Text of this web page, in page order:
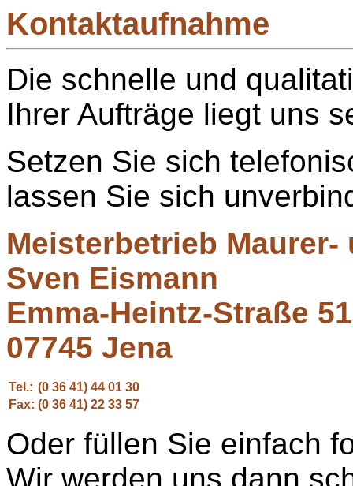
Kontaktaufnahme
Die schnelle und
Ihrer Aufträge liegt uns
Setzen Sie sich
lassen Sie sich
Meisterbetrieb Maurer-
Sven Eismann
Emma-Heintz-Straße 51
07745 Jena
Tel.: (0 36 41) 44 01 30
Fax: (0 36 41) 22 33 57
Oder füllen Sie einfach
Wir werden uns dann